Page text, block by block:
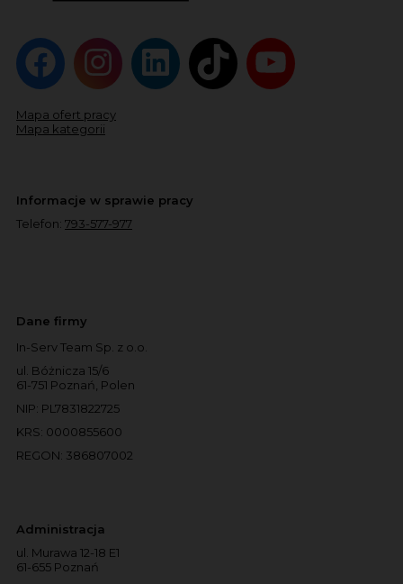
Mapa ofert pracy
Mapa kategorii
Informacje w sprawie pracy
Telefon: 793-577-977
Dane firmy
In-Serv Team Sp. z o.o.
ul. Bóżnicza 15/6
61-751 Poznań, Polen
NIP: PL7831822725
KRS: 0000855600
REGON: 386807002
Administracja
ul. Murawa 12-18 E1
61-655 Poznań